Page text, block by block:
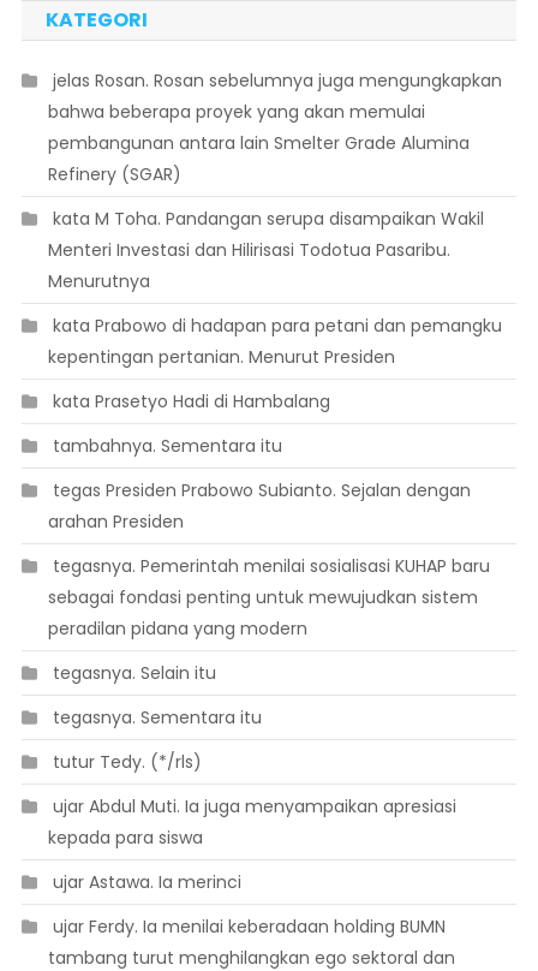
KATEGORI
 jelas Rosan. Rosan sebelumnya juga mengungkapkan
bahwa beberapa proyek yang akan memulai
pembangunan antara lain Smelter Grade Alumina
Refinery (SGAR)
 kata M Toha. Pandangan serupa disampaikan Wakil
Menteri Investasi dan Hilirisasi Todotua Pasaribu.
Menurutnya
 kata Prabowo di hadapan para petani dan pemangku
kepentingan pertanian. Menurut Presiden
 kata Prasetyo Hadi di Hambalang
 tambahnya. Sementara itu
 tegas Presiden Prabowo Subianto. Sejalan dengan
arahan Presiden
 tegasnya. Pemerintah menilai sosialisasi KUHAP baru
sebagai fondasi penting untuk mewujudkan sistem
peradilan pidana yang modern
 tegasnya. Selain itu
 tegasnya. Sementara itu
 tutur Tedy. (*/rls)
 ujar Abdul Muti. Ia juga menyampaikan apresiasi
kepada para siswa
 ujar Astawa. Ia merinci
 ujar Ferdy. Ia menilai keberadaan holding BUMN
tambang turut menghilangkan ego sektoral dan